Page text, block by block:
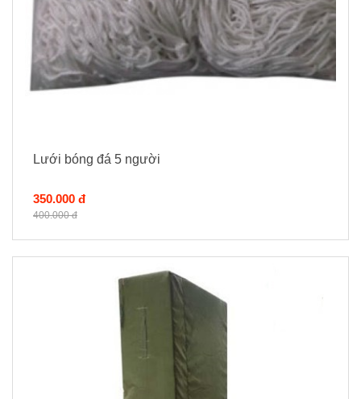
Lưới bóng đá 5 người
350.000 đ
400.000 đ